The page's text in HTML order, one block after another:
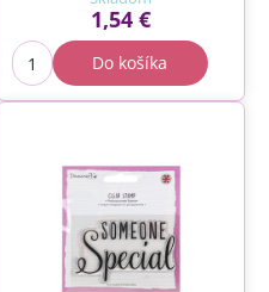
1,54 €
Do košíka